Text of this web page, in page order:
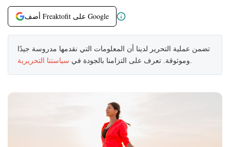
أضف Freaktofit على Google
تضمن عملية التحرير لدينا أن المعلومات التي نقدمها مدروسة جيدًا
وموثوقة. تعرف على التزامنا بالجودة في سياستنا التحريرية